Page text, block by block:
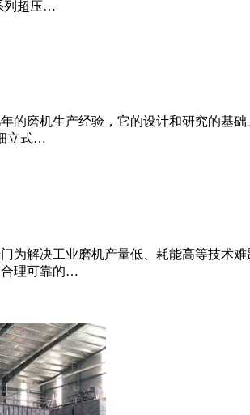
列超压…
的磨机生产经验，它的设计和研究的基
立式…
为解决工业磨机产量低、耗能高等技术
合理可靠的…